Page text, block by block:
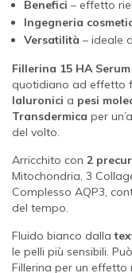
Benefici – effetto
Ingegneria
Versatilità – ideale
Fillerina 15 HA
quotidiano ad effetto
Ialuronici a pesi
Transdermica per
del volto.
Arricchito con 2
Mitochondria, 3
Complesso AQP3,
del tempo.
Fluido bianco dalla
le pelli più sensibili.
Fillerina per un